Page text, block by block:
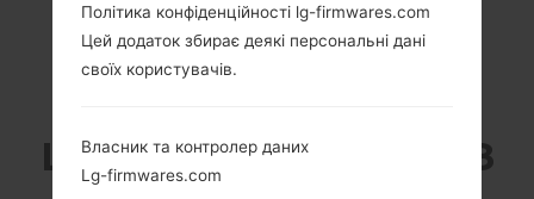
LG KM553 (LGKM553) З
Політика конфіденційності lg-firmwares.com
Цей додаток збирає деякі персональні дані
своїх користувачів.
Власник та контролер даних
Lg-firmwares.com